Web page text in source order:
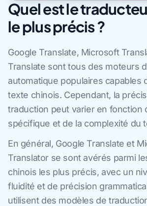
Quel est le
le plus précis ?
Google Translate, Microsoft
Translate sont tous des moteurs
automatique populaires capables
texte chinois. Cependant, la
traduction peut varier en fonction
spécifique et de la complexité du
En général, Google Translate et
Translator se sont avérés parmi
chinois les plus précis, avec un
fluidité et de précision
utilisent des modèles de